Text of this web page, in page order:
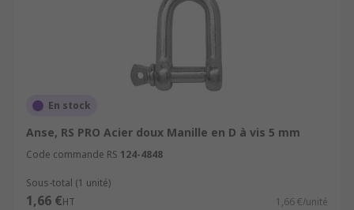
En stock
Anse, RS PRO Acier doux Manille en D à vis 5 mm
Code commande RS 124-4848
Sous-total (1 unité)
1,66 €HT 1,66 €/unité